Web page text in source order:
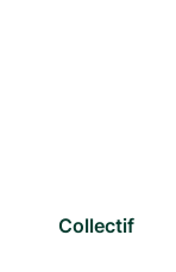
Collectif